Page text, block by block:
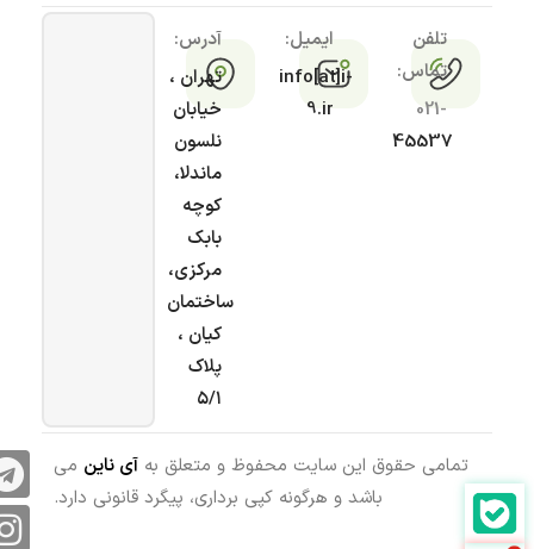
تلفن
تماس:
021-
45537
ایمیل:
info[at]i-
9.ir
آدرس:
تهران ،
خیابان
نلسون
ماندلا،
کوچه
بابک
مرکزی،
ساختمان
کیان ،
پلاک
۵/۱
تمامی حقوق این سایت محفوظ و متعلق به آی ناین می
باشد و هرگونه کپی برداری، پیگرد قانونی دارد.